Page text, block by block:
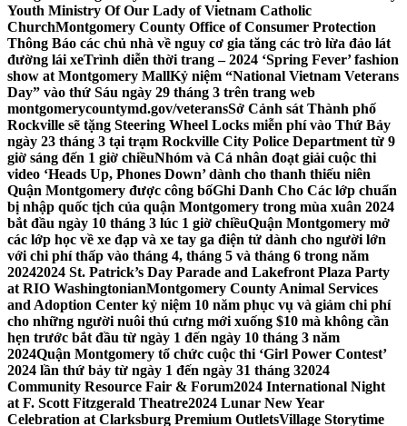
Youth Ministry Of Our Lady of Vietnam Catholic
ChurchMontgomery County Office of Consumer Protection
Thông Báo các chủ nhà về nguy cơ gia tăng các trò lừa đảo lát
đường lái xeTrình diễn thời trang – 2024 ‘Spring Fever’ fashion
show at Montgomery MallKỷ niệm “National Vietnam Veterans
Day” vào thứ Sáu ngày 29 tháng 3 trên trang web
montgomerycountymd.gov/veteransSở Cảnh sát Thành phố
Rockville sẽ tặng Steering Wheel Locks miễn phí vào Thứ Bảy
ngày 23 tháng 3 tại trạm Rockville City Police Department từ 9
giờ sáng đến 1 giờ chiềuNhóm và Cá nhân đoạt giải cuộc thi
video ‘Heads Up, Phones Down’ dành cho thanh thiếu niên
Quận Montgomery được công bốGhi Danh Cho Các lớp chuẩn
bị nhập quốc tịch của quận Montgomery trong mùa xuân 2024
bắt đầu ngày 10 tháng 3 lúc 1 giờ chiềuQuận Montgomery mở
các lớp học về xe đạp và xe tay ga điện tử dành cho người lớn
với chi phí thấp vào tháng 4, tháng 5 và tháng 6 trong năm
20242024 St. Patrick’s Day Parade and Lakefront Plaza Party
at RIO WashingtonianMontgomery County Animal Services
and Adoption Center kỷ niệm 10 năm phục vụ và giảm chi phí
cho những người nuôi thú cưng mới xuống $10 mà không cần
hẹn trước bắt đầu từ ngày 1 đến ngày 10 tháng 3 năm
2024Quận Montgomery tổ chức cuộc thi ‘Girl Power Contest’
2024 lần thứ bảy từ ngày 1 đến ngày 31 tháng 32024
Community Resource Fair & Forum2024 International Night
at F. Scott Fitzgerald Theatre2024 Lunar New Year
Celebration at Clarksburg Premium OutletsVillage Storytime